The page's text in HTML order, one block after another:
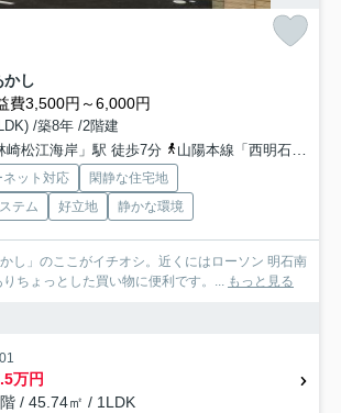
かし
費3,500円～6,000円
/築8年 /2階建
崎松江海岸」駅 徒歩7分
山陽本線「西明石」駅 バス5分 神姫バス「東松江（バス）」
ネット対応
閑静な住宅地
テム
好立地 静かな環境
かし」のここがイチオシ。近くにはローソン 明石南
ちょっとした買い物に便利です。... もっと見る
万円
/ 45.74㎡ / 1LDK